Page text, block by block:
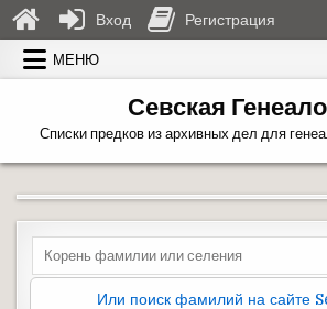
Перейти к содержимому
МЕНЮ
Севская
Списки предков из архивных дел для
Search for:
Или поиск фамилий на сайте
Вход Регистрация